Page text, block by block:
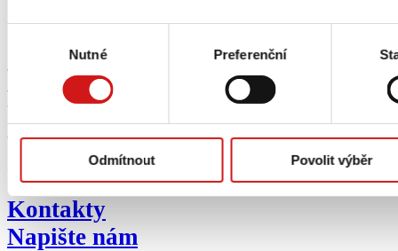
Nutné Preferenční
Odmítnout Povolit výběr
Rychlý kontakt
tel.: +420 596 013 541
cemat@cemat.cz
Kontakty
Napište nám